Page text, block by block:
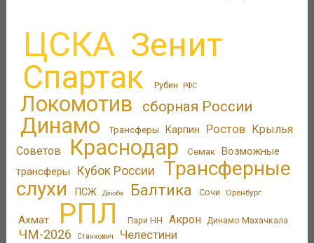
ЦСКА Зенит
Спартак Рубин РФС
Локомотив сборная России
Динамо Трансферы Карпин Ростов Крылья
Советов
Краснодар Семак Возможные
трансферы
Кубок России
Трансферные
слухи
ПСЖ Дзюба Балтика Сочи Оренбург
Ахмат РПЛ Пари НН Акрон Динамо Махачкала
ЧМ-2026 Станкович Челестини